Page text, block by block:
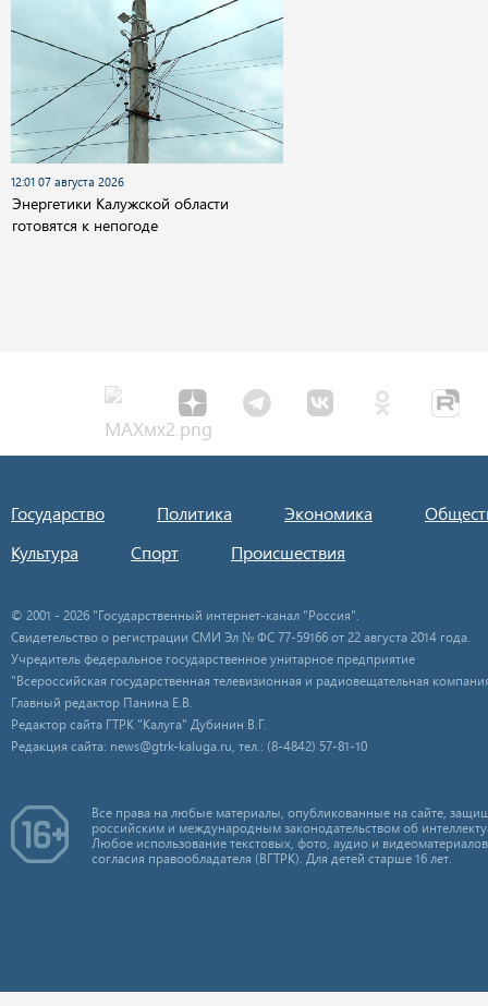
12:01 07 августа 2026
Энергетики Калужской области
готовятся к непогоде
Государство Политика Экономика
Культура
Спорт Происшествия
© 2001 - 2026 "Государственный интернет-канал "Россия".
Свидетельство о регистрации СМИ Эл № ФС 77-59166 от 22 августа 2014 года.
Учредитель федеральное государственное унитарное предприятие
"Всероссийская государственная телевизионная и радиовещательная
Главный редактор Панина Е.В.
Редактор сайта ГТРК "Калуга" Дубинин В.Г.
Редакция сайта: news@gtrk-kaluga.ru, тел.: (8-4842) 57-81-10
Все права на любые материалы, опубликованные на сайте,
российским и международным законодательством об
Любое использование текстовых, фото, аудио и
согласия правообладателя (ВГТРК). Для детей старше 16 лет.